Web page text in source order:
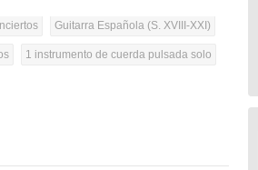
Guitarra Española (S. XVIII-XXI)
1 instrumento de cuerda pulsada solo